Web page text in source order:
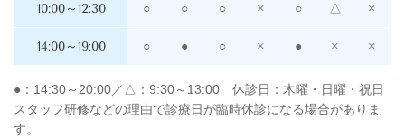
10:00～12:30 ○ ○ ○ × ○ △ ×
14:00～19:00 ○ ● ○ × ● × ×
●：14:30～20:00／△：9:30～13:00 休診日：木曜・日曜・祝日
スタッフ研修などの理由で診療日が臨時休診になる場合がありま
す。